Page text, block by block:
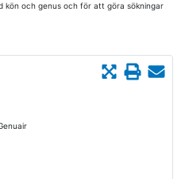
kön och genus och för att göra sökningar